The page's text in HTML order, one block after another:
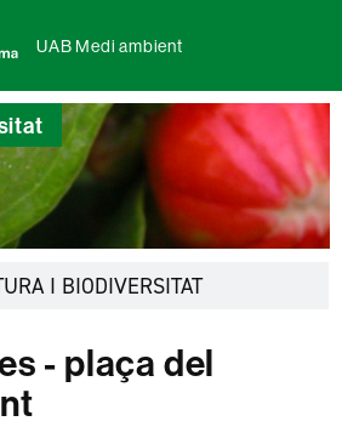
UAB Medi ambient
I BIODIVERSITATDesplegar
- plaça del